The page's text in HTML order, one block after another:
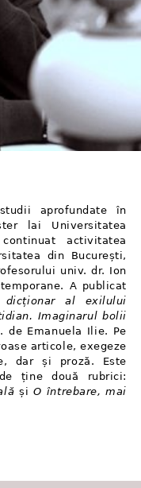
aprofundate în
lai Universitatea
activitatea
din București,
univ. dr. Ion
A publicat
dicționar al exilului
Imaginarul bolii
de Emanuela Ilie. Pe
articole, exegeze
dar și proză. Este
ține două rubrici:
șiO întrebare, mai